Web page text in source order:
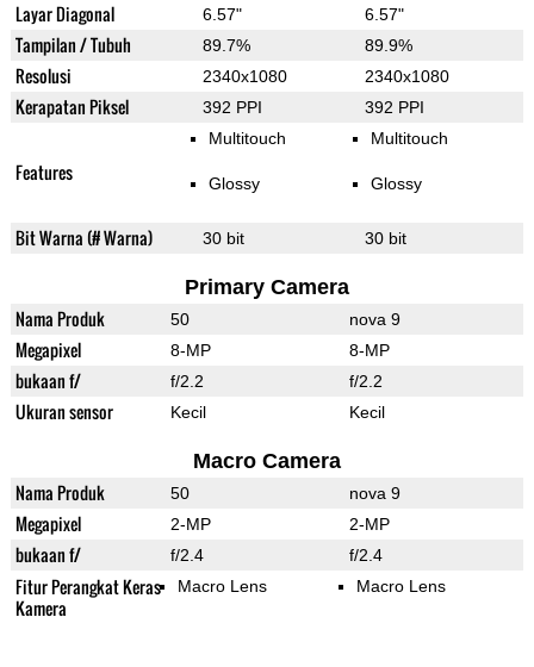
Layar Diagonal 6.57" 6.57"
Tampilan / Tubuh 89.7% 89.9%
Resolusi 2340x1080 2340x1080
Kerapatan Piksel 392 PPI 392 PPI
Features
Multitouch
Glossy
Multitouch
Glossy
Bit Warna (# Warna) 30 bit 30 bit
Primary Camera
Nama Produk 50 nova 9
Megapixel 8-MP 8-MP
bukaan f/ f/2.2 f/2.2
Ukuran sensor Kecil Kecil
Macro Camera
Nama Produk 50 nova 9
Megapixel 2-MP 2-MP
bukaan f/ f/2.4 f/2.4
Fitur Perangkat Keras
Kamera
Macro Lens Macro Lens